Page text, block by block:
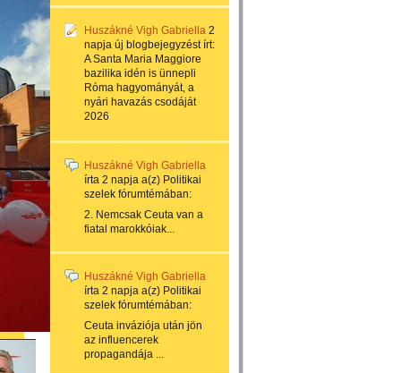
Huszákné Vigh Gabriella 2
napja új blogbejegyzést írt:
A Santa Maria Maggiore
bazilika idén is ünnepli
Róma hagyományát, a
nyári havazás csodáját
2026
Huszákné Vigh Gabriella
írta 2 napja a(z) Politikai
szelek fórumtémában:
2. Nemcsak Ceuta van a
fiatal marokkóiak...
Huszákné Vigh Gabriella
írta 2 napja a(z) Politikai
szelek fórumtémában:
Ceuta inváziója után jön
az influencerek
propagandája ...